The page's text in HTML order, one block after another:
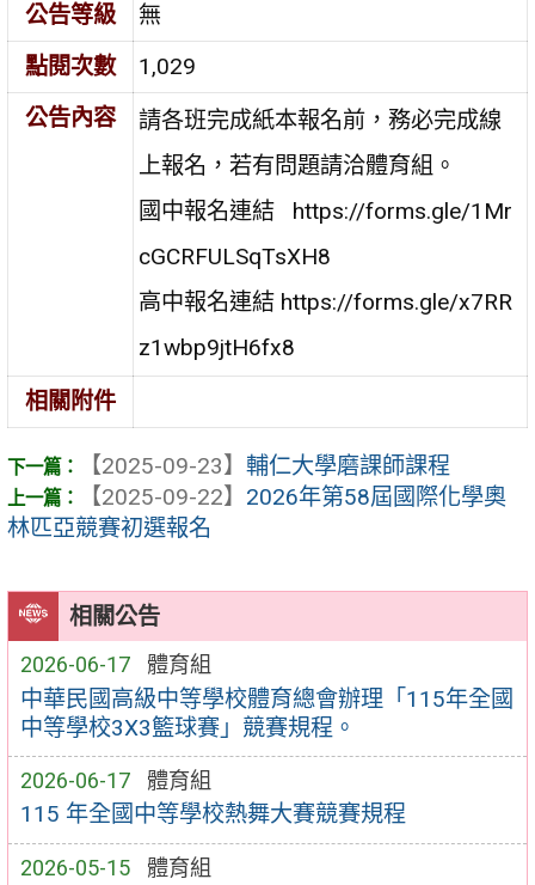
相關公告
2026-06-17 體育組
中華民國高級中等學校體育總會辦理「115年全國
中等學校3X3籃球賽」競賽規程。
2026-06-17 體育組
115 年全國中等學校熱舞大賽競賽規程
2026-05-15 體育組
公告等級
無
點閱次數
1,029
公告內容
請各班完成紙本報名前，務必完成線
上報名，若有問題請洽體育組。
國中報名連結 https://forms.gle/1Mr
cGCRFULSqTsXH8
高中報名連結 https://forms.gle/x7RR
z1wbp9jtH6fx8
相關附件
【2025-09-23】 輔仁大學磨課師課程
【2025-09-22】 2026年第58屆國際化學奧
林匹亞競賽初選報名